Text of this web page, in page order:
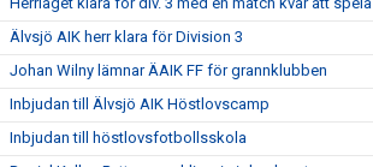
Älvsjö AIK herr klara för Division 3
Johan Wilny lämnar ÄAIK FF för grannklubben
Inbjudan till Älvsjö AIK Höstlovscamp
Inbjudan till höstlovsfotbollsskola